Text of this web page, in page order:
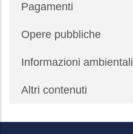
Pagamenti
Opere pubbliche
Informazioni ambientali
Altri contenuti